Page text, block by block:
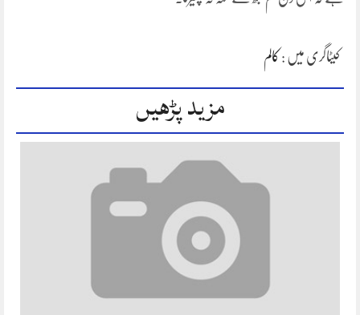
کیٹاگری میں : کالم
مزید پڑھیں